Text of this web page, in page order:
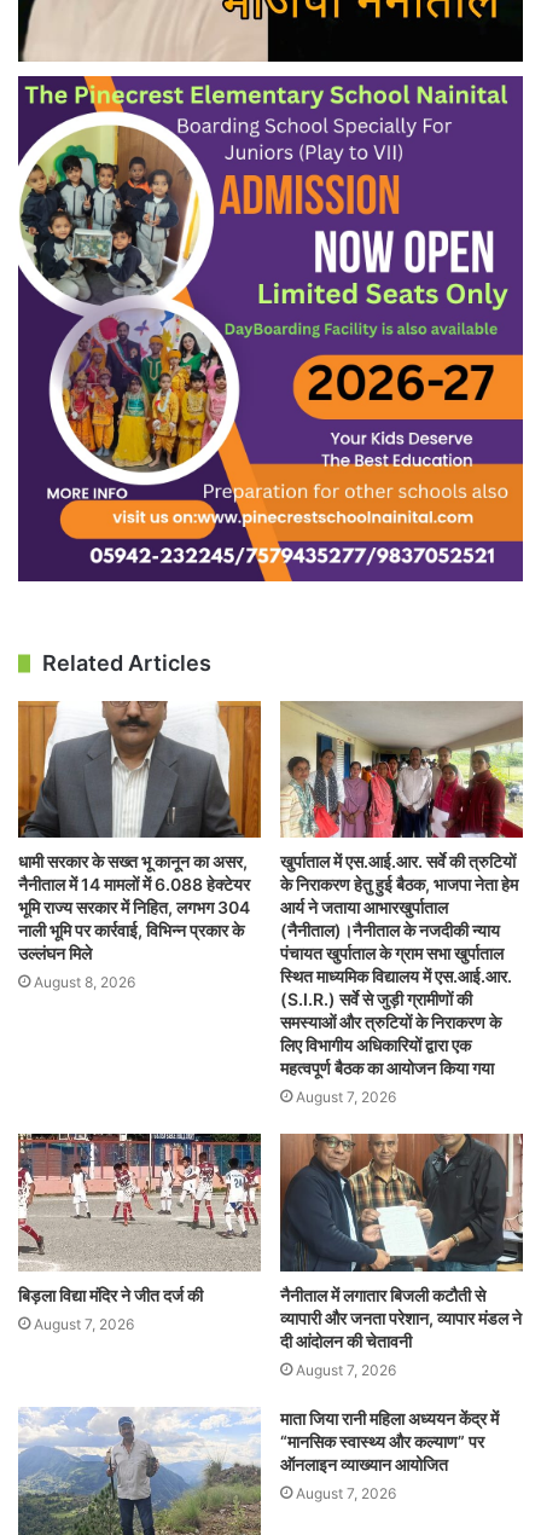
Related Articles
धामी सरकार के सख्त भू कानून का असर,
नैनीताल में 14 मामलों में 6.088 हेक्टेयर
भूमि राज्य सरकार में निहित, लगभग 304
नाली भूमि पर कार्रवाई, विभिन्न प्रकार के
उल्लंघन मिले
August 8, 2026
खुर्पाताल में एस.आई.आर. सर्वे की त्रुटियों
के निराकरण हेतु हुई बैठक, भाजपा नेता हेम
आर्य ने जताया आभारखुर्पाताल
(नैनीताल)।नैनीताल के नजदीकी न्याय
पंचायत खुर्पाताल के ग्राम सभा खुर्पाताल
स्थित माध्यमिक विद्यालय में एस.आई.आर.
(S.I.R.) सर्वे से जुड़ी ग्रामीणों की
समस्याओं और त्रुटियों के निराकरण के
लिए विभागीय अधिकारियों द्वारा एक
महत्वपूर्ण बैठक का आयोजन किया गया
August 7, 2026
बिड़ला विद्या मंदिर ने जीत दर्ज की
August 7, 2026
नैनीताल में लगातार बिजली कटौती से
व्यापारी और जनता परेशान, व्यापार मंडल ने
दी आंदोलन की चेतावनी
August 7, 2026
माता जिया रानी महिला अध्ययन केंद्र में
“मानसिक स्वास्थ्य और कल्याण” पर
ऑनलाइन व्याख्यान आयोजित
August 7, 2026